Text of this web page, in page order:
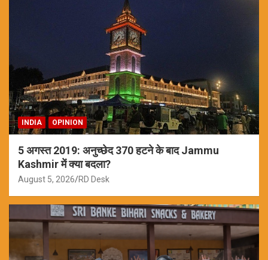
INDIA OPINION
5 अगस्त 2019: अनुच्छेद 370 हटने के बाद Jammu
Kashmir में क्या बदला?
August 5, 2026 RD Desk